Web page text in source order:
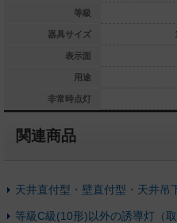
等級
器具サイズ
表示面
用途
非常時点灯
148×174×47
格型(60分間)
関連商品
天井直付型・壁直付型・天井吊
等級C級(10形)以外の誘導灯（取